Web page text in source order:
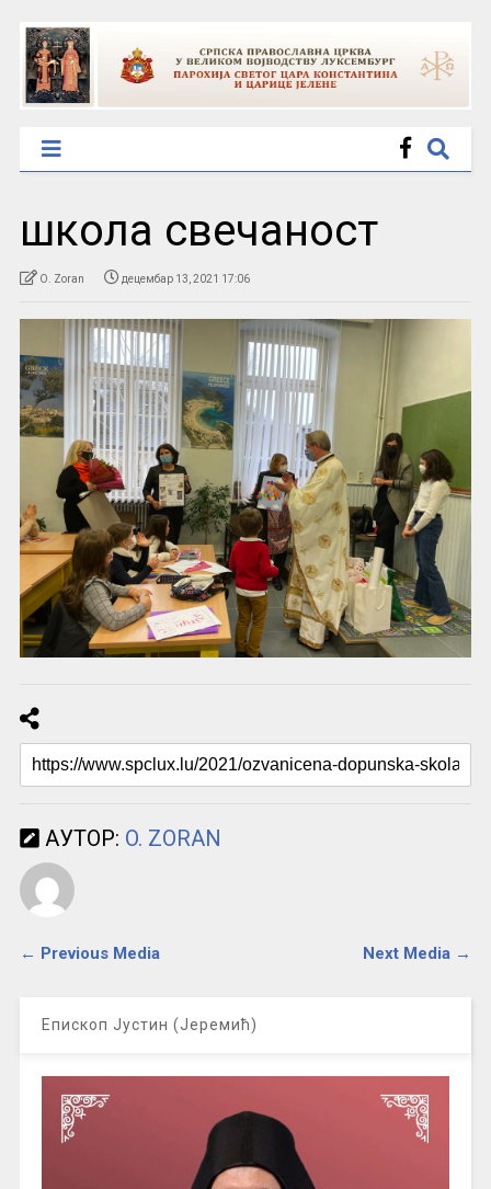
школа свечаност
O. Zoran децембар 13, 2021 17:06
АУТОР: O. ZORAN
← Previous Media Next Media →
Епископ Јустин (Јеремић)